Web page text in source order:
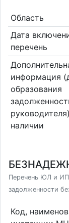
Область
Дата
перечень
информация
образования
наличии
Перечень ЮЛ и
задолженности
Код,